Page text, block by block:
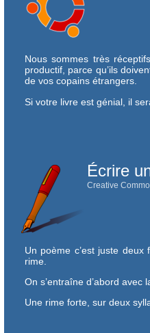
Nous sommes très
productif, parce qu’ils
de vos copains étrangers.
Si votre livre est génial, il
Écrire
Creative
Un poème c’est juste
rime.
On s’entraîne d’abord avec
Une rime forte, sur deux